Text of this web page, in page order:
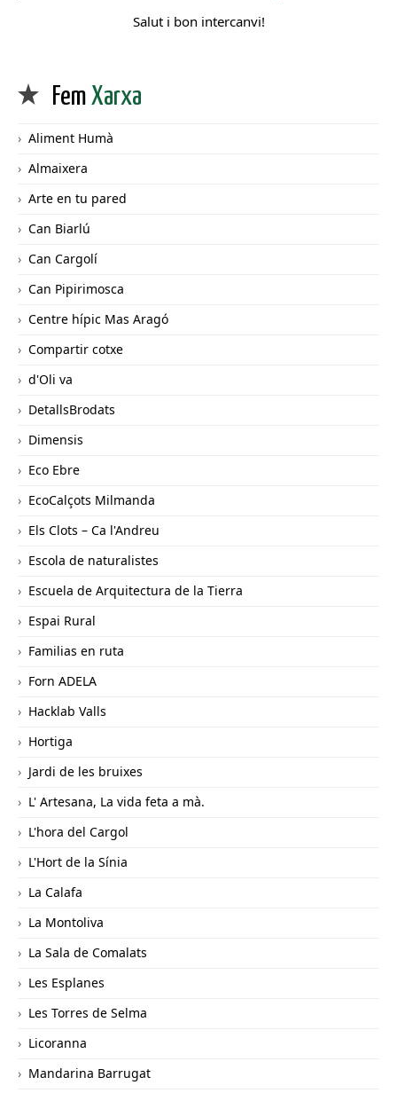
Salut i bon intercanvi!
Fem Xarxa
Aliment Humà
Almaixera
Arte en tu pared
Can Biarlú
Can Cargolí
Can Pipirimosca
Centre hípic Mas Aragó
Compartir cotxe
d'Oli va
DetallsBrodats
Dimensis
Eco Ebre
EcoCalçots Milmanda
Els Clots – Ca l'Andreu
Escola de naturalistes
Escuela de Arquitectura de la Tierra
Espai Rural
Familias en ruta
Forn ADELA
Hacklab Valls
Hortiga
Jardi de les bruixes
L' Artesana, La vida feta a mà.
L'hora del Cargol
L'Hort de la Sínia
La Calafa
La Montoliva
La Sala de Comalats
Les Esplanes
Les Torres de Selma
Licoranna
Mandarina Barrugat